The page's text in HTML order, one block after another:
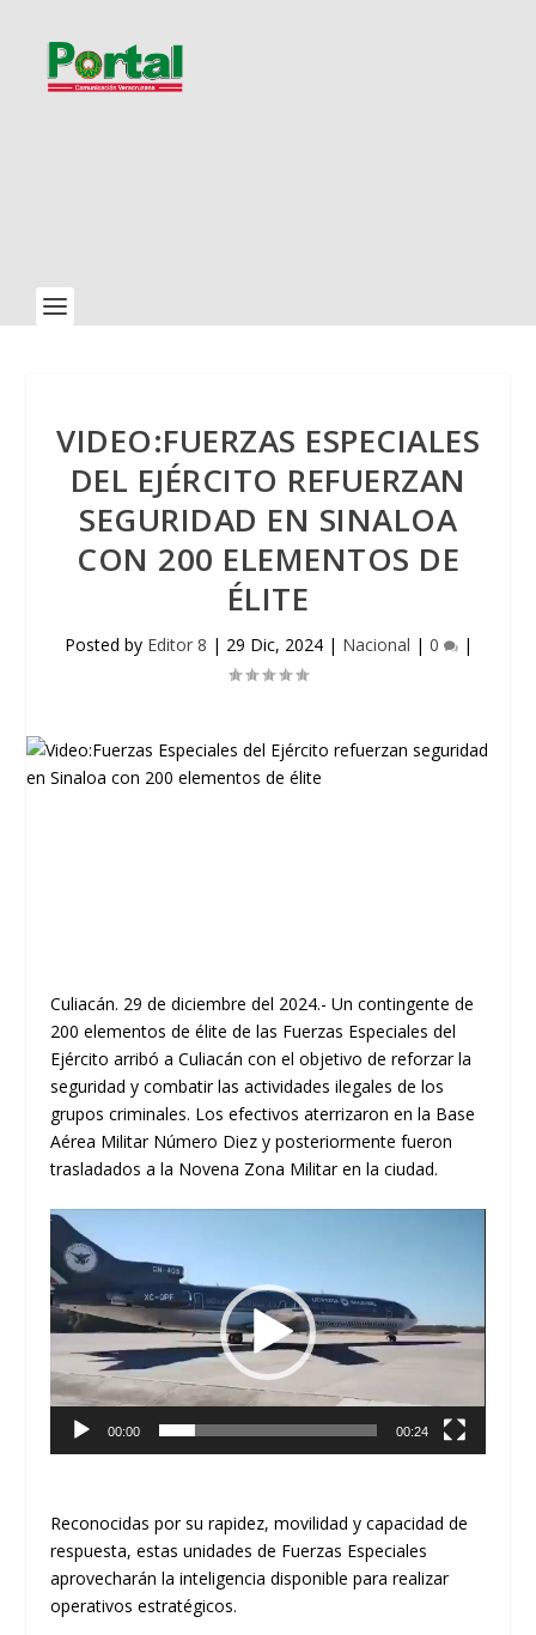
VIDEO:FUERZAS ESPECIALES
DEL EJÉRCITO REFUERZAN
SEGURIDAD EN SINALOA
CON 200 ELEMENTOS DE
ÉLITE
Posted by Editor 8 | 29 Dic, 2024| Nacional | 0 |
Culiacán. 29 de diciembre del 2024.- Un contingente de
200 elementos de élite de las Fuerzas Especiales del
Ejército arribó a Culiacán con el objetivo de reforzar la
seguridad y combatir las actividades ilegales de los
grupos criminales. Los efectivos aterrizaron en la Base
Aérea Militar Número Diez y posteriormente fueron
trasladados a la Novena Zona Militar en la ciudad.
Reproductor
de
vídeo
00:00 00:24
Reconocidas por su rapidez, movilidad y capacidad de
respuesta, estas unidades de Fuerzas Especiales
aprovecharán la inteligencia disponible para realizar
operativos estratégicos.